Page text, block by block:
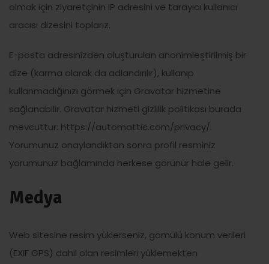
olmak için ziyaretçinin IP adresini ve tarayıcı kullanıcı
aracısı dizesini toplarız.
E-posta adresinizden oluşturulan anonimleştirilmiş bir
dize (karma olarak da adlandırılır), kullanıp
kullanmadığınızı görmek için Gravatar hizmetine
sağlanabilir. Gravatar hizmeti gizlilik politikası burada
mevcuttur: https://automattic.com/privacy/.
Yorumunuz onaylandıktan sonra profil resminiz
yorumunuz bağlamında herkese görünür hale gelir.
Medya
Web sitesine resim yüklerseniz, gömülü konum verileri
(EXIF GPS) dahil olan resimleri yüklemekten